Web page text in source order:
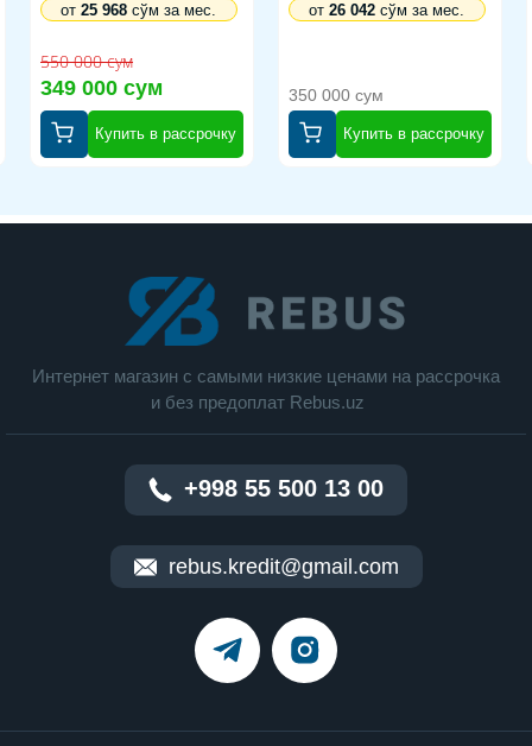
349 000 сум
550 000 сум
от25 968 сўм за мес.
Купить в рассрочку
350 000 сум
от26 042 сўм за мес.
Купить в рассрочку
Интернет магазин c cамыми низкие ценами на рассрочка
и без предоплат Rebus.uz
+998 55 500 13 00
rebus.kredit@gmail.com